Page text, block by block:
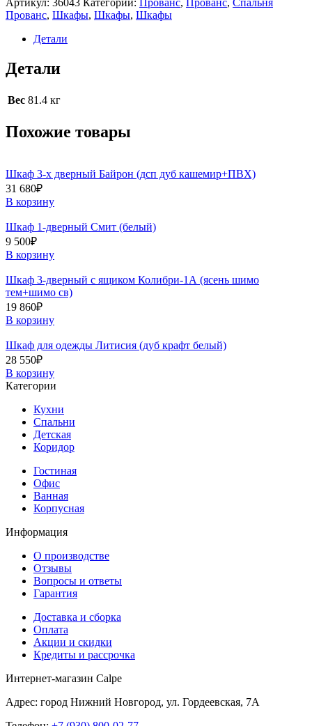
Артикул: 36043 Категорий: Прованс, Прованс, Спальня
Прованс, Шкафы, Шкафы, Шкафы
Детали
Детали
Вес 81.4 кг
Похожие товары
Шкаф 3-х дверный Байрон (дсп дуб кашемир+ПВХ)
31 680₽
В корзину
Шкаф 1-дверный Смит (белый)
9 500₽
В корзину
Шкаф 3-дверный с ящиком Колибри-1А (ясень шимо
тем+шимо св)
19 860₽
В корзину
Шкаф для одежды Литисия (дуб крафт белый)
28 550₽
В корзину
Категории
Кухни
Спальни
Детская
Коридор
Гостиная
Офис
Ванная
Корпусная
Информация
О производстве
Отзывы
Вопросы и ответы
Гарантия
Доставка и сборка
Оплата
Акции и скидки
Кредиты и рассрочка
Интернет-магазин Calpe
Адрес: город Нижний Новгород, ул. Гордеевская, 7А